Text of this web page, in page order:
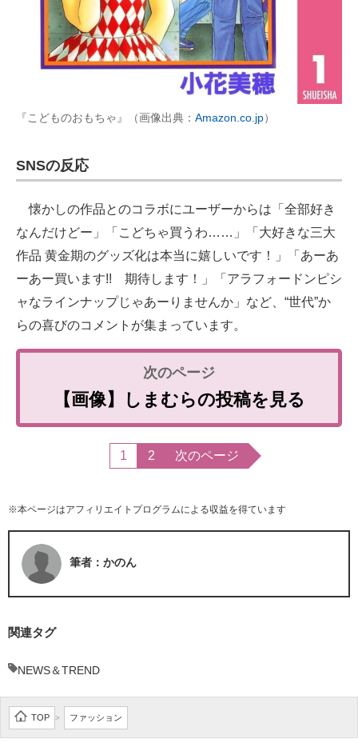
『こどものおもちゃ』（画像出典： Amazon.co.jp）
SNSの反応
懐かしの作品とのコラボにユーザーからは「全部好き
なんだけどー」「こどちゃ買うわ……」「大好きな三大
作品 黄金期のグッズ化は本当に嬉しいです！」「あーあ
ーあー買います!! 期待します！」「アラフォードンピシ
ャなラインナップじゃあーりませんか」など、“世代”か
らの喜びのコメントが集まっています。
【画像】しまむらの投稿を見る
1 2 次のページ
※本ページはアフィリエイトプログラムによる収益を得ています
筆者：かのん
関連タグ
NEWS＆TREND
TOP > ファッション